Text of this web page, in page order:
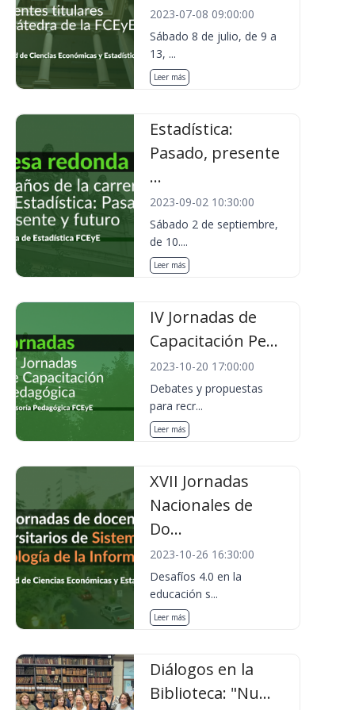
2023-07-08 09:00:00
Sábado 8 de julio, de 9 a
13, ...
Leer más
Estadística:
Pasado, presente
...
2023-09-02 10:30:00
Sábado 2 de septiembre,
de 10....
Leer más
IV Jornadas de
Capacitación Pe...
2023-10-20 17:00:00
Debates y propuestas
para recr...
Leer más
XVII Jornadas
Nacionales de
Do...
2023-10-26 16:30:00
Desafíos 4.0 en la
educación s...
Leer más
Diálogos en la
Biblioteca: "Nu...